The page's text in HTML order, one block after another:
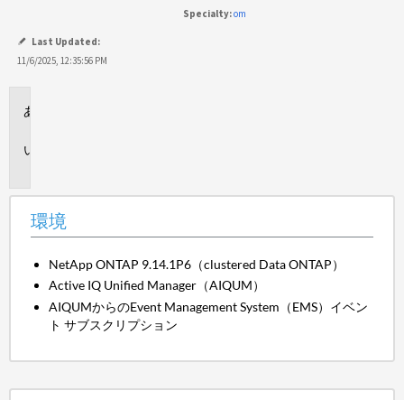
Specialty:om
Last Updated:
11/6/2025, 12:35:56 PM
環境
NetApp ONTAP 9.14.1P6（clustered Data ONTAP）
Active IQ Unified Manager（AIQUM）
AIQUMからのEvent Management System（EMS）イベン
ト サブスクリプション